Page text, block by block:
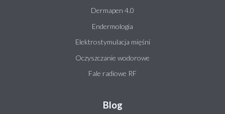
Dermapen 4.0
Endermologia
Elektrostymulacja mięśni
Oczyszczanie wodorowe
Fale radiowe RF
Blog